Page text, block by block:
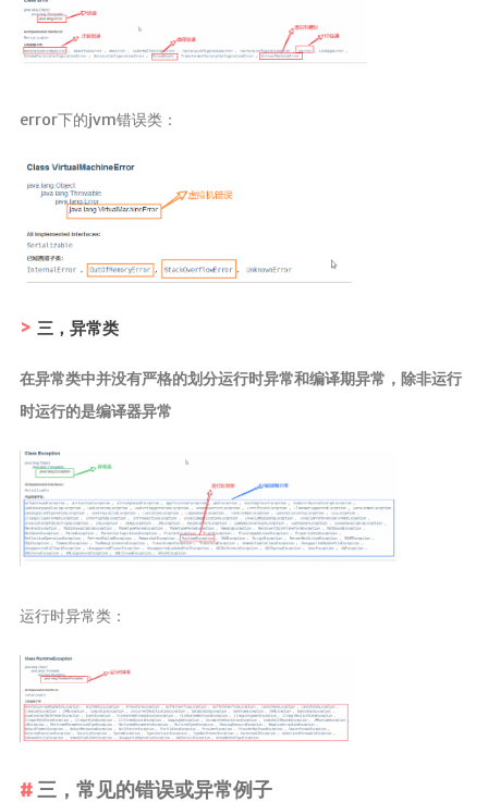
error下的jvm错误类：
三，异常类
在异常类中并没有严格的划分运行时异常和编译期异常，除非运行
时运行的是编译器异常
运行时异常类：
三，常见的错误或异常例子
Maven
SVN
Linux
计算机基础
日期归档